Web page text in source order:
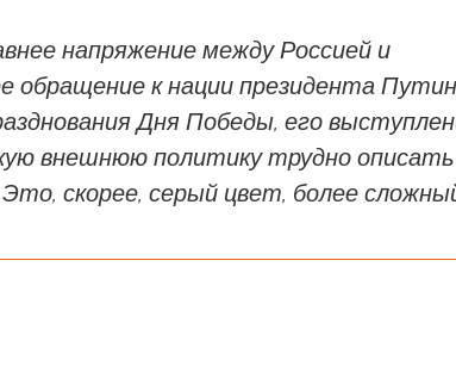
напряжение между Россией и
обращение к нации президента
Дня Победы, его
внешнюю политику трудно
скорее, серый цвет, более